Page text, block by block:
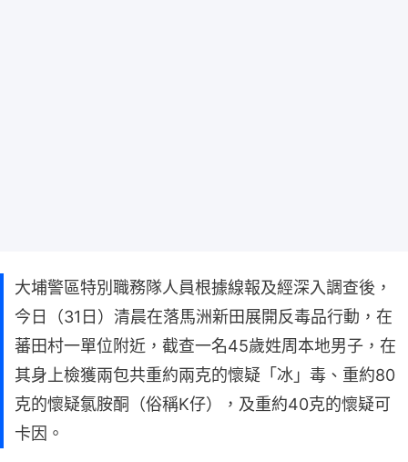
大埔警區特別職務隊人員根據線報及經深入調查後，
今日（31日）清晨在落馬洲新田展開反毒品行動，在
蕃田村一單位附近，截查一名45歲姓周本地男子，在
其身上檢獲兩包共重約兩克的懷疑「冰」毒、重約80
克的懷疑氯胺酮（俗稱K仔），及重約40克的懷疑可
卡因。